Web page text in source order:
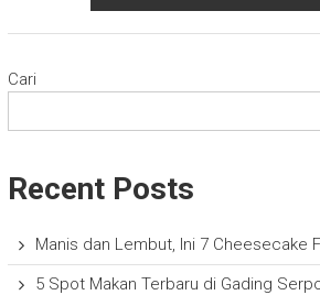
Cari
Recent Posts
Manis dan Lembut, Ini 7 Cheesecake
5 Spot Makan Terbaru di Gading